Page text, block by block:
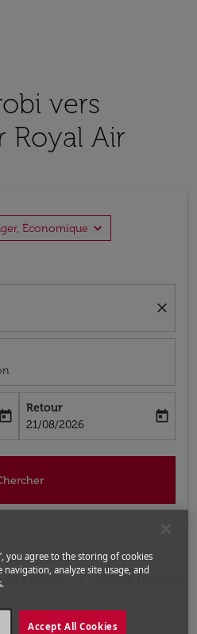
vers
Royal Air
Économique expand_more
close
aria-label
today
Retour
fc-booking-return-date-aria-label
21/08/2026
today
Ukraine
Vols de Nairobi a
you agree to the storing of cookies
analyze site usage, and
Accept All Cookies